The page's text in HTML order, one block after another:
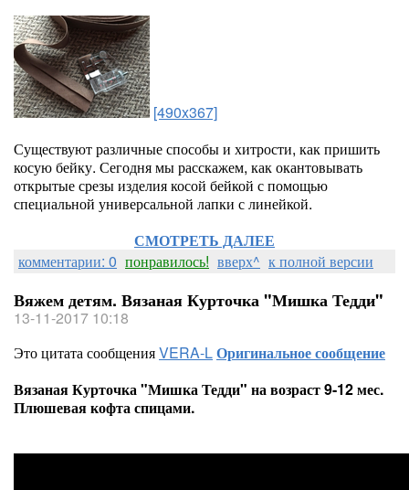
[490x367]
Существуют различные способы и хитрости, как пришить
косую бейку. Сегодня мы расскажем, как окантовывать
открытые срезы изделия косой бейкой с помощью
специальной универсальной лапки с линейкой.
СМОТРЕТЬ ДАЛЕЕ
комментарии: 0 понравилось! вверх^ к полной версии
Вяжем детям. Вязаная Курточка "Мишка Тедди"
13-11-2017 10:18
Это цитата сообщенияVERA-LОригинальное сообщение
Вязаная Курточка "Мишка Тедди" на возраст 9-12 мес.
Плюшевая кофта спицами.